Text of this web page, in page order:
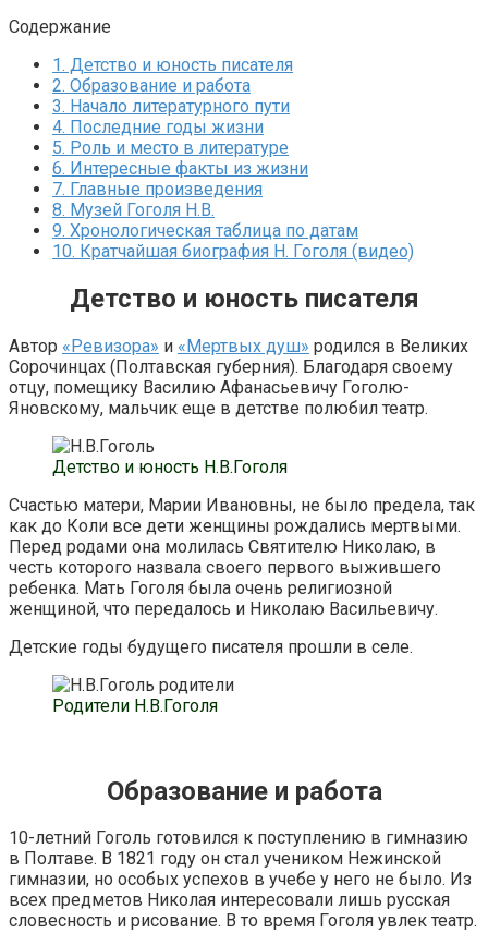
Содержание
1. Детство и юность писателя
2. Образование и работа
3. Начало литературного пути
4. Последние годы жизни
5. Роль и место в литературе
6. Интересные факты из жизни
7. Главные произведения
8. Музей Гоголя Н.В.
9. Хронологическая таблица по датам
10. Кратчайшая биография Н. Гоголя (видео)
Детство и юность писателя
Автор «Ревизора» и «Мертвых душ» родился в Великих
Сорочинцах (Полтавская губерния). Благодаря своему
отцу, помещику Василию Афанасьевичу Гоголю-
Яновскому, мальчик еще в детстве полюбил театр.
Детство и юность Н.В.Гоголя
Счастью матери, Марии Ивановны, не было предела, так
как до Коли все дети женщины рождались мертвыми.
Перед родами она молилась Святителю Николаю, в
честь которого назвала своего первого выжившего
ребенка. Мать Гоголя была очень религиозной
женщиной, что передалось и Николаю Васильевичу.
Детские годы будущего писателя прошли в селе.
Родители Н.В.Гоголя
Образование и работа
10-летний Гоголь готовился к поступлению в гимназию
в Полтаве. В 1821 году он стал учеником Нежинской
гимназии, но особых успехов в учебе у него не было. Из
всех предметов Николая интересовали лишь русская
словесность и рисование. В то время Гоголя увлек театр.